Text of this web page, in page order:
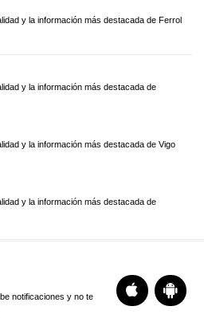
y la información más destacada de Ferrol
y la información más destacada de
y la información más destacada de Vigo
y la información más destacada de
notificaciones y no te